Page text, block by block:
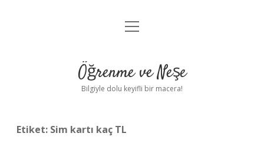
Anasayfa
Yasal Uyarı
menüyü
Öğrenme ve Neşe
Bilgiyle dolu keyifli bir macera!
Etiket: Sim kartı kaç TL